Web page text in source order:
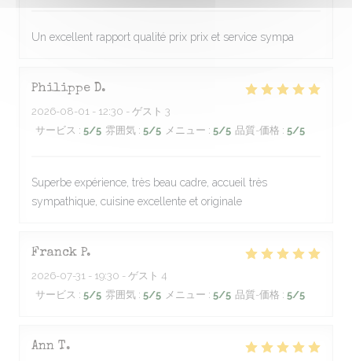
Un excellent rapport qualité prix prix et service sympa
Philippe D
2026-08-01 - 12:30 - ゲスト 3
サービス : 5/5 雰囲気 : 5/5 メニュー : 5/5 品質-価格 : 5/5
Superbe expérience, très beau cadre, accueil très
sympathique, cuisine excellente et originale
Franck P
2026-07-31 - 19:30 - ゲスト 4
サービス : 5/5 雰囲気 : 5/5 メニュー : 5/5 品質-価格 : 5/5
Ann T